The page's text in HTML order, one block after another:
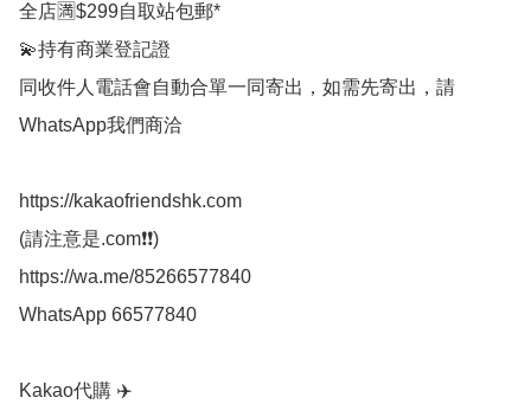
全店🈵$299自取站包郵*
💫持有商業登記證
同收件人電話會自動合單一同寄出，如需先寄出，請
WhatsApp我們商洽
https://kakaofriendshk.com
(請注意是.com❗❗)
https://wa.me/85266577840
WhatsApp 66577840
Kakao代購 ✈️